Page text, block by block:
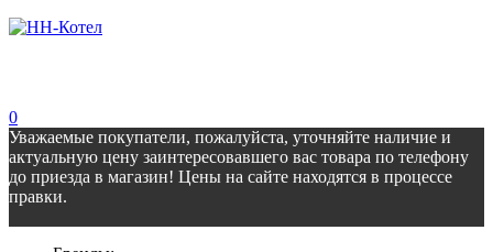
0
Уважаемые покупатели, пожалуйста, уточняйте наличие и
актуальную цену заинтересовавшего вас товара по телефону
до приезда в магазин! Цены на сайте находятся в процессе
правки.